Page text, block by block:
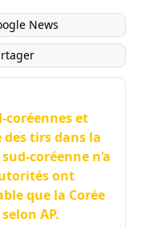
News
coréennes et
tirs dans la
coréenne n’a
ont
que la Corée
AP.